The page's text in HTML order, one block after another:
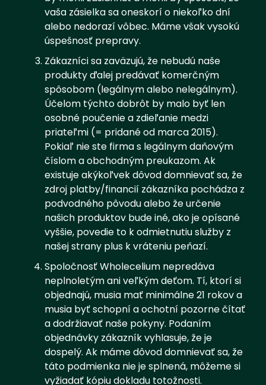
vaša zásielka sa oneskorí o niekoľko dní
alebo nedorazí vôbec. Máme však vysokú
úspešnosť prepravy.
Zákazníci sa zaväzujú, že nebudú naše
produkty ďalej predávať komerčným
spôsobom (legálnym alebo nelegálnym).
Účelom týchto dobrôt by malo byť len
osobné poučenie a zdieľanie medzi
priateľmi (= pridané od marca 2015).
Pokiaľ nie ste firma s legálnym daňovým
číslom a obchodným preukazom. Ak
existuje akýkoľvek dôvod domnievať sa, že
zdroj platby/financií zákazníka pochádza z
podvodného pôvodu alebo že určenie
našich produktov bude iné, ako je opísané
vyššie, povedie to k odmietnutiu služby z
našej strany plus k vráteniu peňazí.
Spoločnosť Wholecelium nepredáva
neplnoletým ani veľkým deťom. Tí, ktorí si
objednajú, musia mať minimálne 21 rokov a
musia byť schopní a ochotní pozorne čítať
a dodržiavať naše pokyny. Podaním
objednávky zákazník vyhlasuje, že je
dospelý. Ak máme dôvod domnievať sa, že
táto podmienka nie je splnená, môžeme si
vyžiadať kópiu dokladu totožnosti.